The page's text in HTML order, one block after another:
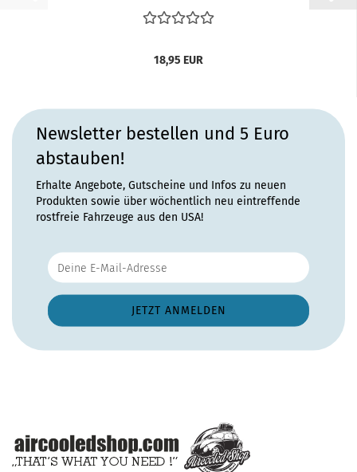
18,95 EUR
Newsletter bestellen und 5 Euro
abstauben!
Erhalte Angebote, Gutscheine und Infos zu neuen
Produkten sowie über wöchentlich neu eintreffende
rostfreie Fahrzeuge aus den USA!